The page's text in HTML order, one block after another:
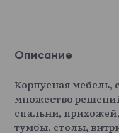
Описание
Корпусная мебель,
множество
спальни,
тумбы, столы,